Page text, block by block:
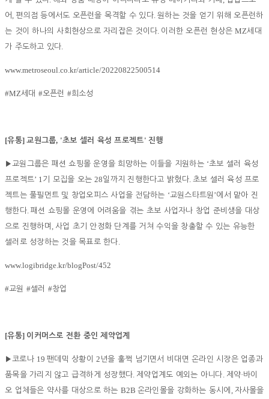
어 , 편의점 등에서도 오픈런을 목격할 수 있다. 원하는 것을 얻기 위해 오픈런하
는 것이 하나의 사회현상으로 자리잡은 것이다. 이러한 오픈런 현상은MZ세대
가 주도하고 있다.
www.metroseoul.co.kr/article/20220822500514
#MZ세대 #오픈런 #희소성
[유통]교원그룹, '초보 셀러 육성 프로젝트'진행
▶교원그룹은 패션 쇼핑몰 운영을 희망하는 이들을 지원하는 ‘초보 셀러 육성
프로젝트’ 1기 모집을 오는28일까지 진행한다고 밝혔다. 초보 셀러 육성 프로
젝트는 풀필먼트 및 창업오피스 사업을 전담하는 ‘교원스타트원 ’에서 맡아 진
행한다. 패션 쇼핑몰 운영에 어려움을 겪는 초보 사업자나 창업 준비생을 대상
으로 진행하며 , 사업 초기 안정화 단계를 거쳐 수익을 창출할 수 있는 유능한
셀러로 성장하는 것을 목표로 한다.
www.logibridge.kr/blogPost/452
#교원 #셀러 #창업
[유통] 이커머스로 전환 중인 제약업계
▶코로나 19팬데믹 상황이2 년을 훌쩍 넘기면서 비대면 온라인 시장은 업종과
품목을 가리지 않고 급격하게 성장했다. 제약업계도 예외는 아니다. 제약·바이
오 업체들은 약사를 대상으로 하는 B2B 온라인몰을 강화하는 동시에 , 자사몰을